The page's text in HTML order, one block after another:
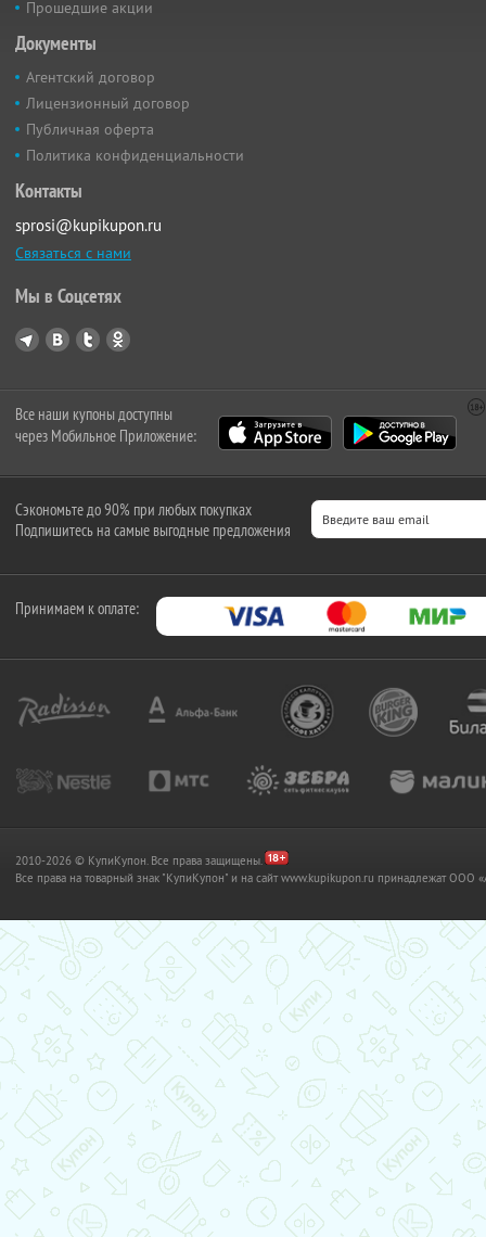
Прошедшие акции
Документы
Агентский договор
Лицензионный договор
Публичная оферта
Политика конфиденциальности
Контакты
sprosi@kupikupon.ru
Связаться с нами
Мы в Соцсетях
Все наши купоны доступны
через Мобильное Приложение:
Сэкономьте до 90% при любых покупках
Подпишитесь на самые выгодные предложения
Принимаем к оплате:
2010-2026 © КупиКупон. Все права защищены.
Все права на товарный знак "КупиКупон" и на сайт www.kupikupon.ru принадлежат